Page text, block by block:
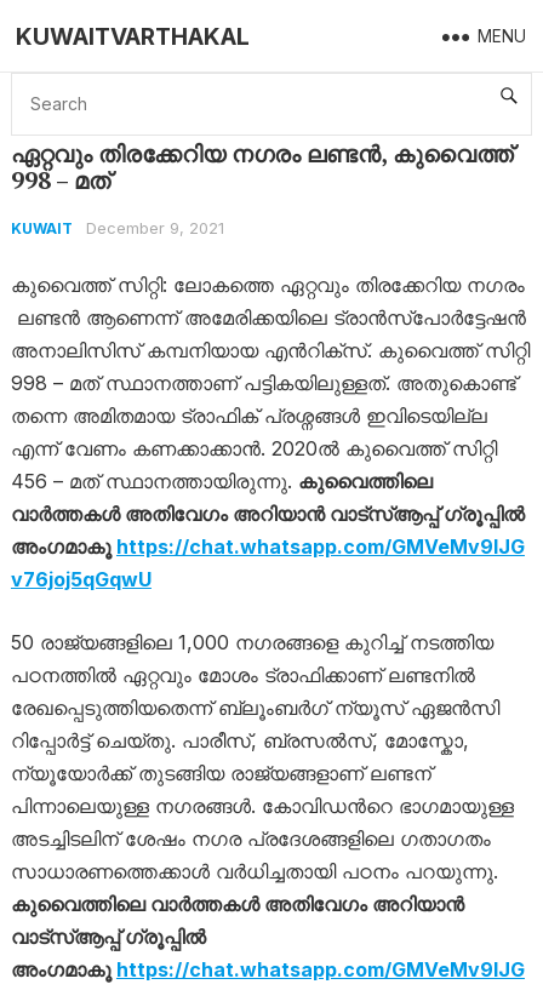
KUWAITVARTHAKAL MENU
Home Kuwait ഏറ്റവും തിരക്കേറിയ നഗരം ലണ്ടന്‍, കുവൈത്ത് 998 – മത്
ഏറ്റവും തിരക്കേറിയ നഗരം ലണ്ടന്‍, കുവൈത്ത്
998 – മത്
KUWAIT December 9, 2021
കുവൈത്ത് സിറ്റി: ലോകത്തെ ഏറ്റവും തിരക്കേറിയ നഗരം
ലണ്ടൻ ആണെന്ന് അമേരിക്കയിലെ ട്രാൻസ്പോർട്ടേഷൻ
അനാലിസിസ് കമ്പനിയായ എൻ‍റിക്സ്. കുവൈത്ത് സിറ്റി
998 – മത് സ്ഥാനത്താണ് പട്ടികയിലുള്ളത്. അതുകൊണ്ട്
തന്നെ അമിതമായ ട്രാഫിക് പ്രശ്നങ്ങള്‍ ഇവിടെയില്ല
എന്ന് വേണം കണക്കാക്കാന്‍. 2020ൽ കുവൈത്ത് സിറ്റി
456 – മത് സ്ഥാനത്തായിരുന്നു. കുവൈത്തിലെ
വാർത്തകൾ അതിവേഗം അറിയാൻ വാട്സ്ആപ്പ് ഗ്രൂപ്പിൽ
അംഗമാകൂ https://chat.whatsapp.com/GMVeMv9IJG
v76joj5qGqwU
50 രാജ്യങ്ങളിലെ 1,000 ന​ഗരങ്ങളെ കുറിച്ച് നടത്തിയ
പഠനത്തിൽ ഏറ്റവും മോശം ട്രാഫിക്കാണ് ലണ്ടനിൽ
രേഖപ്പെടുത്തിയതെന്ന് ബ്ലൂംബർ​ഗ് ന്യൂസ് ഏജൻസി
റിപ്പോർട്ട് ചെയ്തു. പാരീസ്, ബ്രസൽസ്, മോസ്കോ,
ന്യൂയോർക്ക് തുടങ്ങിയ രാജ്യങ്ങളാണ് ലണ്ടന്
പിന്നാലെയുള്ള നഗരങ്ങള്‍. കോവിഡന്‍റെ ഭാഗമായുള്ള
അടച്ചിടലിന് ശേഷം ന​ഗര പ്രദേശങ്ങളിലെ ​ഗതാ​ഗതം
സാധാരണത്തെക്കാള്‍ വര്‍ധിച്ചതായി പഠനം പറയുന്നു.
കുവൈത്തിലെ വാർത്തകൾ അതിവേഗം അറിയാൻ
വാട്സ്ആപ്പ് ഗ്രൂപ്പിൽ
അംഗമാകൂ https://chat.whatsapp.com/GMVeMv9IJG